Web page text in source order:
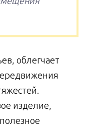
облегчает
изделие,